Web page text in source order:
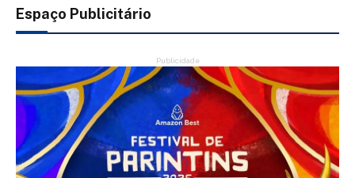
Espaço Publicitário
Publicidade